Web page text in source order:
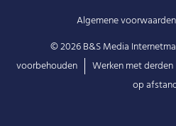
Algemene
© 2026B&S Media
voorbehouden
Werken met derden
op